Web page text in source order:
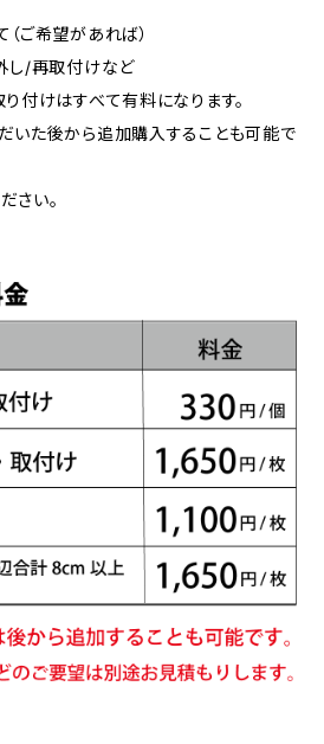
ご希望があれば）
し/再取付けなど
付けはすべて有料になります。
いた後から追加購入することも可能で
さい。